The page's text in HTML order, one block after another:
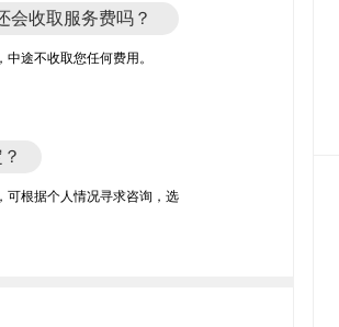
会收取服务费吗？
途不收取您任何费用。
可根据个人情况寻求咨询，选